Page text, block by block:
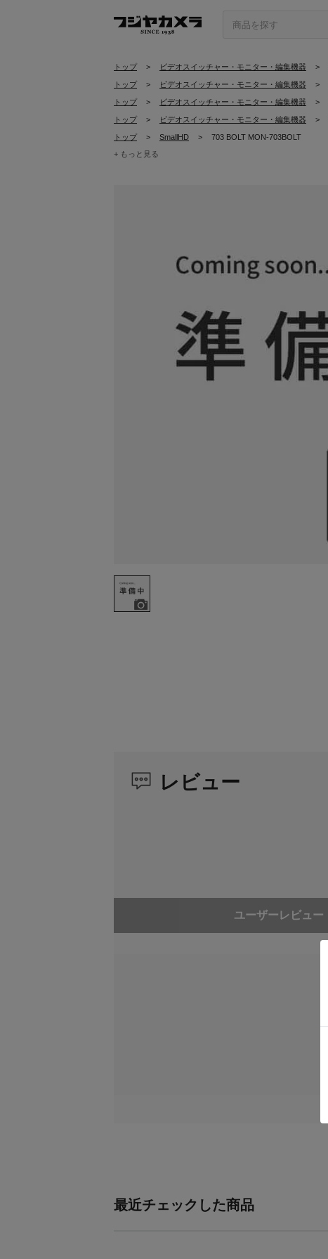
トップ > ビデオスイッチャー・モニター・編集機器 >
トップ > ビデオスイッチャー・モニター・編集機器 >
トップ > ビデオスイッチャー・モニター・編集機器 >
トップ > ビデオスイッチャー・モニター・編集機器 >
トップ > SmallHD >
703 BOLT MON-703BOLT
+ もっと見る
レビュー
ユーザーレビュー
最近チェックした商品